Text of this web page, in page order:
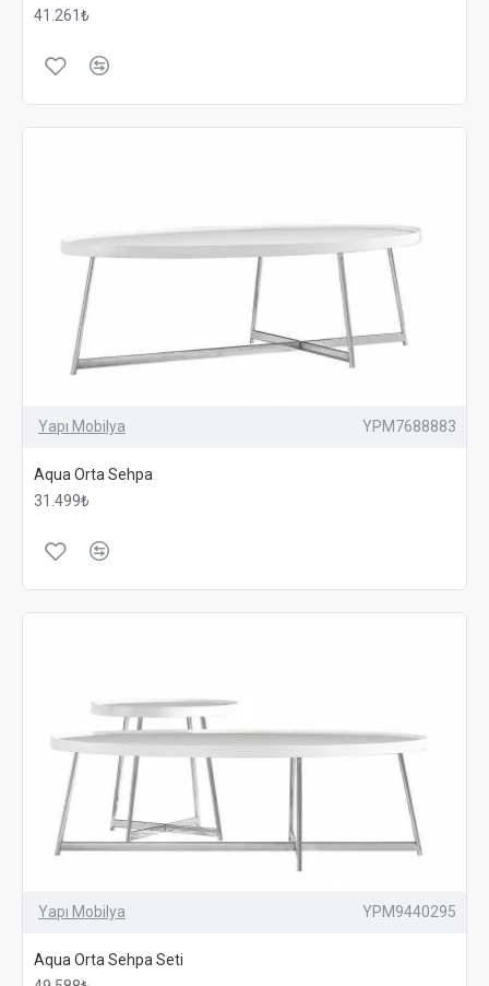
41.261₺
Yapı Mobilya YPM7688883
Aqua Orta Sehpa
31.499₺
Yapı Mobilya YPM9440295
Aqua Orta Sehpa Seti